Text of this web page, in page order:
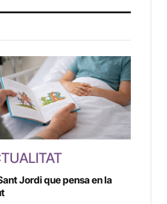
Jordi que pensa en la